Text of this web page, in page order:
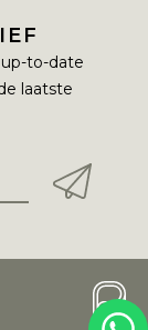
to-date
laatste